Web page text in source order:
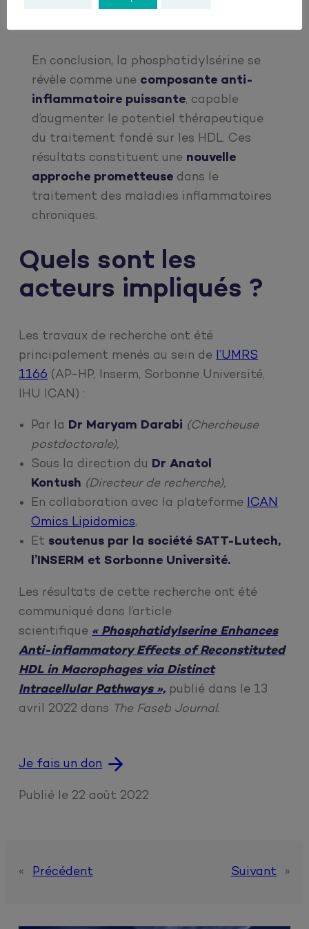
En conclusion, la phosphatidylsérine se
révèle comme une composante anti-
inflammatoire puissante, capable
d’augmenter le potentiel thérapeutique
du traitement fondé sur les HDL. Ces
résultats constituent une nouvelle
approche prometteuse dans le
traitement des maladies inflammatoires
chroniques.
Quels sont les
acteurs impliqués ?
Les travaux de recherche ont été
principalement menés au sein de l’UMRS
1166 (AP-HP, Inserm, Sorbonne Université,
IHU ICAN) :
Par la Dr Maryam Darabi (Chercheuse
postdoctorale),
Sous la direction du Dr Anatol
Kontush (Directeur de recherche),
En collaboration avec la plateforme ICAN
Omics Lipidomics,
Et soutenus par la société SATT-Lutech,
l’INSERM et Sorbonne Université.
Les résultats de cette recherche ont été
communiqué dans l’article
scientifique « Phosphatidylserine Enhances
Anti-inflammatory Effects of Reconstituted
HDL in Macrophages via Distinct
Intracellular Pathways », publié dans le 13
avril 2022 dans The Faseb Journal.
Je fais un don
Publié le22 août 2022
« Précédent Suivant »